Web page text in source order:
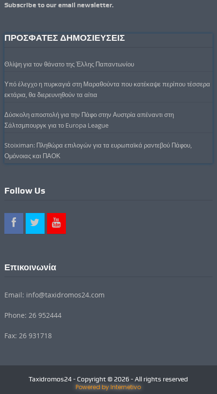
Subscribe to our email newsletter.
ΠΡΟΣΦΑΤΕΣ ΔΗΜΟΣΙΕΥΣΕΙΣ
Θλίψη για τον θάνατο της Έλλης Παπαντωνίου
Υπό έλεγχο η πυρκαγιά στη Μαραθούντα που κατέκαψε περίπου τέσσερα
εκτάρια, θα διερευνηθούν τα αίτια
Δύσκολη αποστολή για την Πάφο στην Αυστρία απέναντι στη
Σάλτσμπουργκ για το Europa League
Stoiximan: Πληθώρα επιλογών για τα ευρωπαϊκά ραντεβού Πάφου,
Ομόνοιας και ΠΑΟΚ
Follow Us
Επικοινωνία
Email: info@taxidromos24.com
Phone: 26 952444
Fax: 26 931718
Taxidromos24 - Copyright © 2026 - All rights reserved
Powered by Internetivo